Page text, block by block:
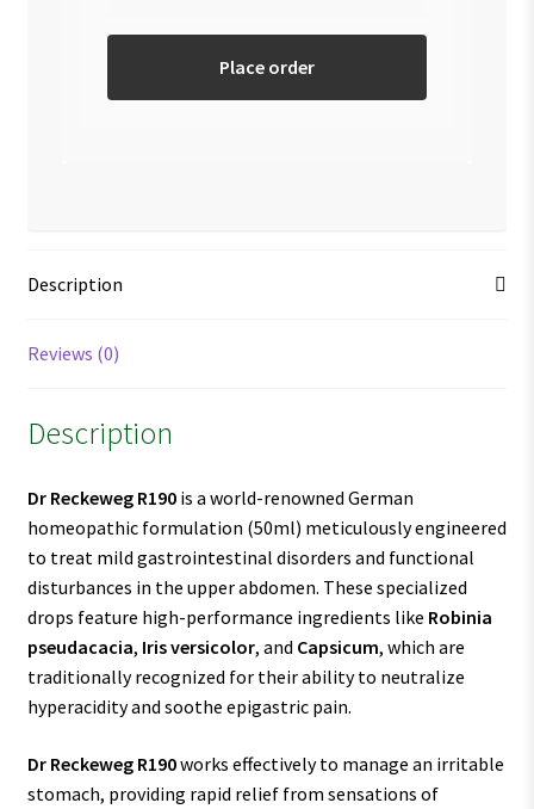
Place order
Description
Reviews (0)
Description
Dr Reckeweg R190is a world-renowned German
homeopathic formulation (50ml) meticulously engineered
to treat mild gastrointestinal disorders and functional
disturbances in the upper abdomen. These specialized
drops feature high-performance ingredients like Robinia
pseudacacia, Iris versicolor, and Capsicum, which are
traditionally recognized for their ability to neutralize
hyperacidity and soothe epigastric pain.
Dr Reckeweg R190works effectively to manage an irritable
stomach, providing rapid relief from sensations of